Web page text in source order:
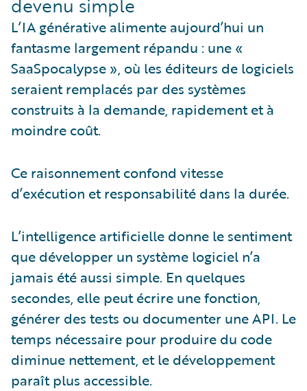
devenu simple
L’IA générative alimente aujourd’hui un
fantasme largement répandu : une «
SaaSpocalypse », où les éditeurs de logiciels
seraient remplacés par des systèmes
construits à la demande, rapidement et à
moindre coût.
Ce raisonnement confond vitesse
d’exécution et responsabilité dans la durée.
L’intelligence artificielle donne le sentiment
que développer un système logiciel n’a
jamais été aussi simple. En quelques
secondes, elle peut écrire une fonction,
générer des tests ou documenter une API. Le
temps nécessaire pour produire du code
diminue nettement, et le développement
paraît plus accessible.